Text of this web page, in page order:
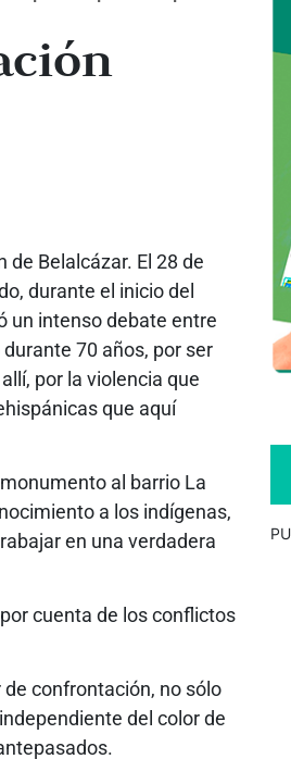
Belalcázar. El 28 de
durante el inicio del
un intenso debate entre
70 años, por ser
por la violencia que
que aquí
al barrio La
a los indígenas,
en una verdadera
cuenta de los conflictos
confrontación, no sólo
del color de